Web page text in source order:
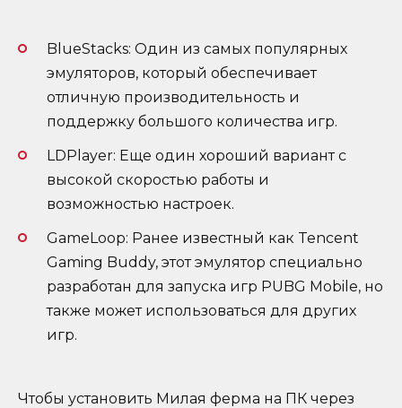
BlueStacks: Один из самых популярных
эмуляторов, который обеспечивает
отличную производительность и
поддержку большого количества игр.
LDPlayer: Еще один хороший вариант с
высокой скоростью работы и
возможностью настроек.
GameLoop: Ранее известный как Tencent
Gaming Buddy, этот эмулятор специально
разработан для запуска игр PUBG Mobile, но
также может использоваться для других
игр.
Чтобы установить Милая ферма на ПК через